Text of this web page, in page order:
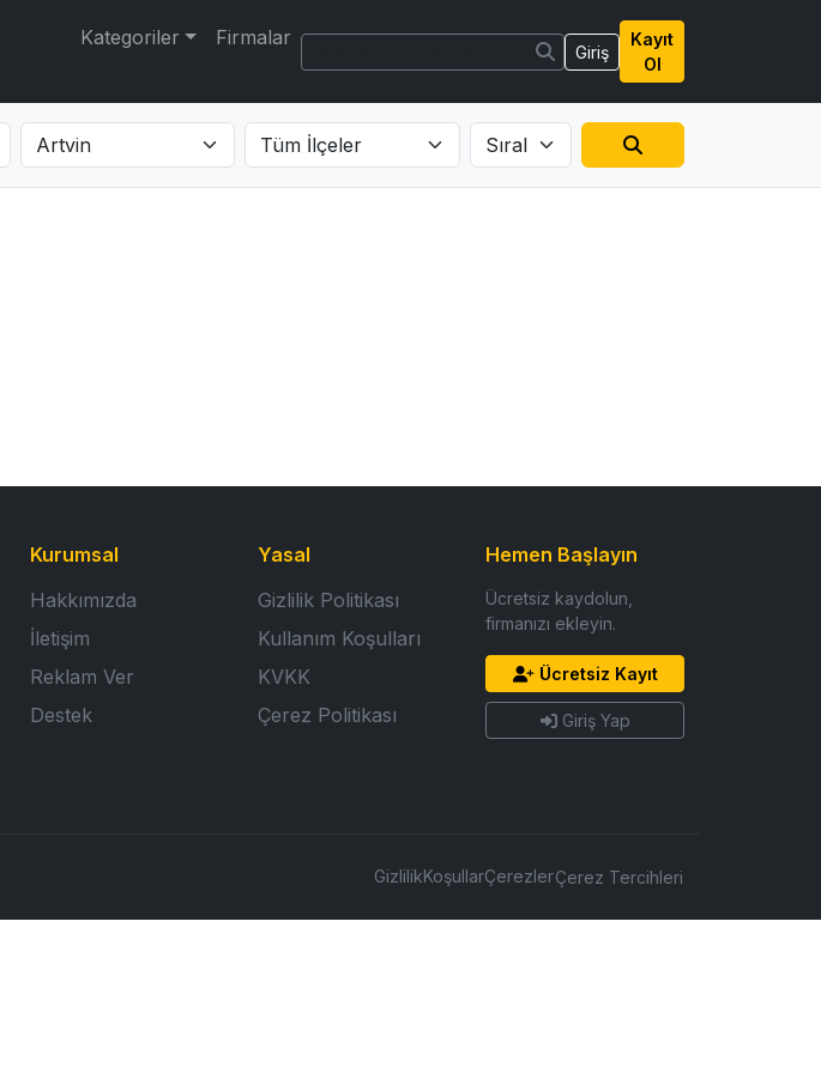
Kategoriler Firmalar
Giriş
Kayıt
Ol
Kurumsal
Hakkımızda
İletişim
Reklam Ver
Destek
Yasal
Gizlilik Politikası
Kullanım Koşulları
KVKK
Çerez Politikası
Hemen Başlayın
Ücretsiz kaydolun,
firmanızı ekleyin.
Ücretsiz Kayıt
Giriş Yap
GizlilikKoşullarÇerezlerÇerez Tercihleri